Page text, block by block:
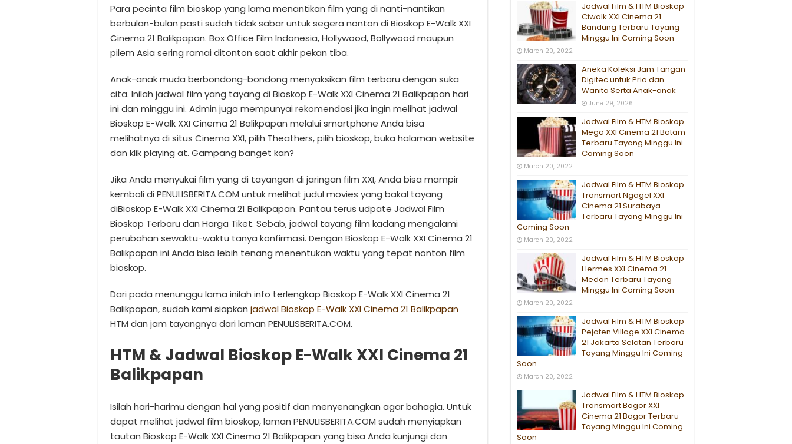
Para pecinta film bioskop yang lama menantikan film yang di nanti-nantikan
berbulan-bulan pasti sudah tidak sabar untuk segera nonton di Bioskop E-Walk XXI
Cinema 21 Balikpapan. Box Office Film Indonesia, Hollywood, Bollywood maupun
pilem Asia sering ramai ditonton saat akhir pekan tiba.
Anak-anak muda berbondong-bondong menyaksikan film terbaru dengan suka
cita. Inilah jadwal film yang tayang di Bioskop E-Walk XXI Cinema 21 Balikpapan hari
ini dan minggu ini. Admin juga mempunyai rekomendasi jika ingin melihat jadwal
Bioskop E-Walk XXI Cinema 21 Balikpapan melalui smartphone Anda bisa
melihatnya di situs Cinema XXI, pilih Theathers, pilih bioskop, buka halaman website
dan klik playing at. Gampang banget kan?
Jika Anda menyukai film yang di tayangan di jaringan film XXI, Anda bisa mampir
kembali di PENULISBERITA.COM untuk melihat judul movies yang bakal tayang
diBioskop E-Walk XXI Cinema 21 Balikpapan. Pantau terus udpate Jadwal Film
Bioskop Terbaru dan Harga Tiket. Sebab, jadwal tayang film kadang mengalami
perubahan sewaktu-waktu tanya konfirmasi. Dengan Bioskop E-Walk XXI Cinema 21
Balikpapan ini Anda bisa lebih tenang menentukan waktu yang tepat nonton film
bioskop.
Dari pada menunggu lama inilah info terlengkap Bioskop E-Walk XXI Cinema 21
Balikpapan, sudah kami siapkan jadwal Bioskop E-Walk XXI Cinema 21 Balikpapan
HTM dan jam tayangnya dari laman PENULISBERITA.COM.
HTM & Jadwal Bioskop E-Walk XXI Cinema 21
Balikpapan
Isilah hari-harimu dengan hal yang positif dan menyenangkan agar bahagia. Untuk
dapat melihat jadwal film bioskop, laman PENULISBERITA.COM sudah menyiapkan
tautan Bioskop E-Walk XXI Cinema 21 Balikpapan yang bisa Anda kunjungi dan
Jadwal Film & HTM Bioskop
Ciwalk XXI Cinema 21
Bandung Terbaru Tayang
Minggu Ini Coming Soon
March 20, 2022
Aneka Koleksi Jam Tangan
Digitec untuk Pria dan
Wanita Serta Anak-anak
June 29, 2026
Jadwal Film & HTM Bioskop
Mega XXI Cinema 21 Batam
Terbaru Tayang Minggu Ini
Coming Soon
March 20, 2022
Jadwal Film & HTM Bioskop
Transmart Ngagel XXI
Cinema 21 Surabaya
Terbaru Tayang Minggu Ini
Coming Soon
March 20, 2022
Jadwal Film & HTM Bioskop
Hermes XXI Cinema 21
Medan Terbaru Tayang
Minggu Ini Coming Soon
March 20, 2022
Jadwal Film & HTM Bioskop
Pejaten Village XXI Cinema
21 Jakarta Selatan Terbaru
Tayang Minggu Ini Coming
Soon
March 20, 2022
Jadwal Film & HTM Bioskop
Transmart Bogor XXI
Cinema 21 Bogor Terbaru
Tayang Minggu Ini Coming
Soon